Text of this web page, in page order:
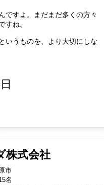
ですよ。まだまだ多くの方々
すね。
いうものを、より大切にしな
株式会社
市
名